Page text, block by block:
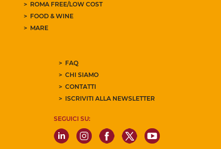
ROMA FREE/LOW COST
FOOD & WINE
MARE
FAQ
CHI SIAMO
CONTATTI
ISCRIVITI ALLA NEWSLETTER
SEGUICI SU: